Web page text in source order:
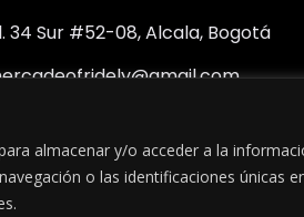
almacenar y/o acceder a la
o las identificaciones únicas
34 Sur #52-08, Alcala, Bogotá
© Powered By